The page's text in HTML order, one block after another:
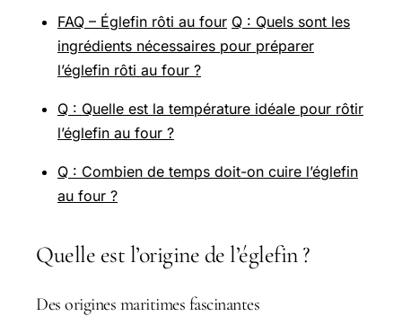
FAQ – Églefin rôti au four Q : Quels sont les
ingrédients nécessaires pour préparer
l’églefin rôti au four ?
Q : Quelle est la température idéale pour rôtir
l’églefin au four ?
Q : Combien de temps doit-on cuire l’églefin
au four ?
Quelle est l’origine de l’églefin ?
Des origines maritimes fascinantes